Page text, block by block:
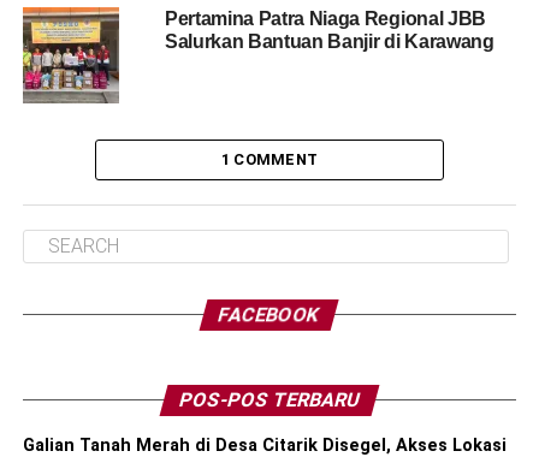
Pertamina Patra Niaga Regional JBB
Salurkan Bantuan Banjir di Karawang
1 COMMENT
FACEBOOK
POS-POS TERBARU
Galian Tanah Merah di Desa Citarik Disegel, Akses Lokasi